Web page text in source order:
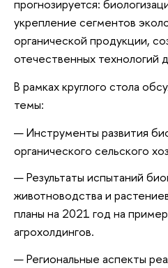
прогнозируется:
укрепление сегментов
органической продукции,
отечественных технологий
В рамках круглого стола
темы:
Инструменты развития
органического сельского
Результаты испытаний
животноводства и
планы на 2021 год на
агрохолдингов.
Региональные аспекты